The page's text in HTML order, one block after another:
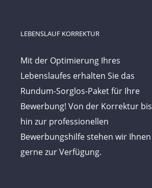
LEBENSLAUF KORREKTUR
Mit der Optimierung Ihres
Lebenslaufes erhalten Sie das
Rundum-Sorglos-Paket für Ihre
Bewerbung! Von der Korrektur bis
hin zur professionellen
Bewerbungshilfe stehen wir Ihnen
gerne zur Verfügung.